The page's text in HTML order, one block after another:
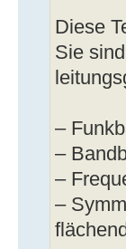
Diese
Sie
–
–
–
–